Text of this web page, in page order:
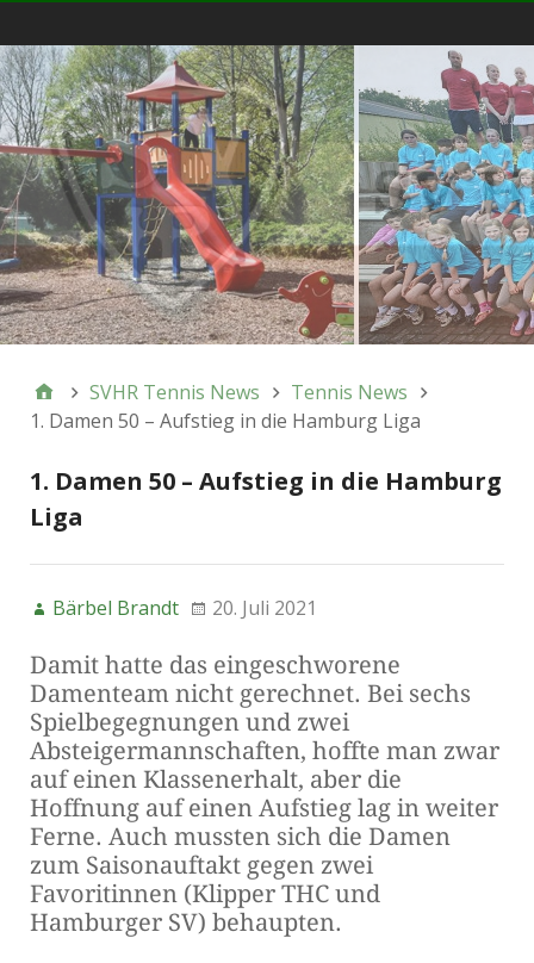
SVHR Tennis News
Tennis News
1. Damen 50 – Aufstieg in die Hamburg Liga
1. Damen 50 – Aufstieg in die Hamburg
Liga
Bärbel Brandt 20. Juli 2021
Damit hatte das eingeschworene
Damenteam nicht gerechnet. Bei sechs
Spielbegegnungen und zwei
Absteigermannschaften, hoffte man zwar
auf einen Klassenerhalt, aber die
Hoffnung auf einen Aufstieg lag in weiter
Ferne. Auch mussten sich die Damen
zum Saisonauftakt gegen zwei
Favoritinnen (Klipper THC und
Hamburger SV) behaupten.